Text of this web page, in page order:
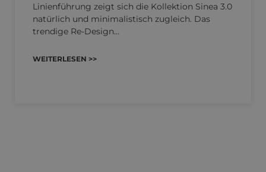
Linienführung zeigt sich die Kollektion Sinea 3.0
natürlich und minimalistisch zugleich. Das
trendige Re-Design…
WEITERLESEN >>